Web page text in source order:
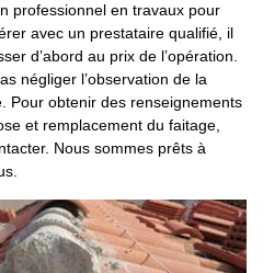
professionnel en travaux pour
avec un prestataire qualifié, il
d’abord au prix de l’opération.
négliger l’observation de la
Pour obtenir des renseignements
et remplacement du faitage,
Nous sommes prêts à